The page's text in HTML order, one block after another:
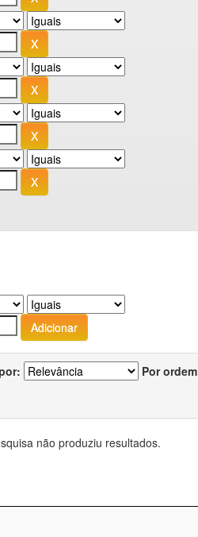
Por ordem
não produziu resultados.